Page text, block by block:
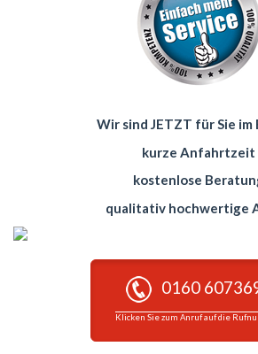
Wir sind JETZT für Sie im
kurze Anfahrtzeit
kostenlose
qualitativ hochwertige
0160
Klicken Sie zum Anruf auf die